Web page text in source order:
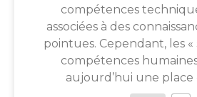
compétences
associées à des
pointues. Cependant, les «
compétences
aujourd’hui une place